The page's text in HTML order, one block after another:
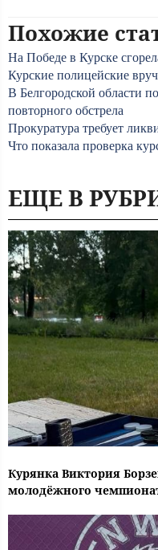
Похожие
На Победе в Курске
Курские полицейские
В Белгородской области
повторного обстрела
Прокуратура требует
Что показала проверка
ЕЩЕ В
Курянка Виктория
молодёжного